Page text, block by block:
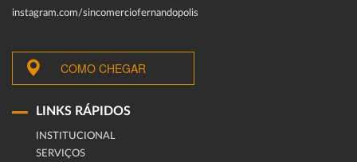
instagram.com/sincomerciofernandopolis
COMO CHEGAR
LINKS RÁPIDOS
INSTITUCIONAL
SERVIÇOS